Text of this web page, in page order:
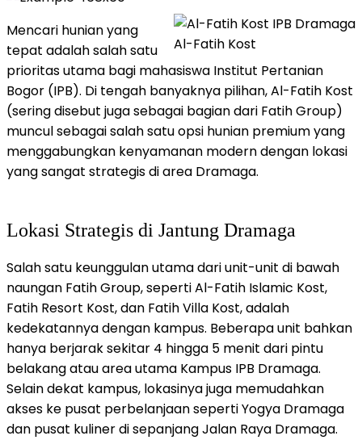
Al-Fatih Kost
Mencari hunian yang
tepat adalah salah satu
prioritas utama bagi mahasiswa Institut Pertanian
Bogor (IPB). Di tengah banyaknya pilihan, Al-Fatih Kost
(sering disebut juga sebagai bagian dari Fatih Group)
muncul sebagai salah satu opsi hunian premium yang
menggabungkan kenyamanan modern dengan lokasi
yang sangat strategis di area Dramaga.
​Lokasi Strategis di Jantung Dramaga
Salah satu keunggulan utama dari unit-unit di bawah
naungan Fatih Group, seperti Al-Fatih Islamic Kost,
Fatih Resort Kost, dan Fatih Villa Kost, adalah
kedekatannya dengan kampus. Beberapa unit bahkan
hanya berjarak sekitar 4 hingga 5 menit dari pintu
belakang atau area utama Kampus IPB Dramaga.
Selain dekat kampus, lokasinya juga memudahkan
akses ke pusat perbelanjaan seperti Yogya Dramaga
dan pusat kuliner di sepanjang Jalan Raya Dramaga.